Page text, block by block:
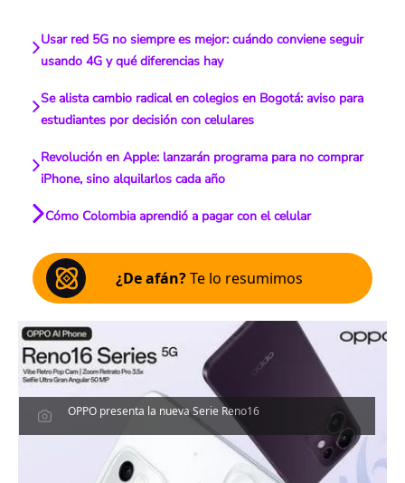
Usar red 5G no siempre es mejor: cuándo conviene seguir
usando 4G y qué diferencias hay
Se alista cambio radical en colegios en Bogotá: aviso para
estudiantes por decisión con celulares
Revolución en Apple: lanzarán programa para no comprar
iPhone, sino alquilarlos cada año
Cómo Colombia aprendió a pagar con el celular
¿De afán?Te lo resumimos
OPPO presenta la nueva Serie Reno16